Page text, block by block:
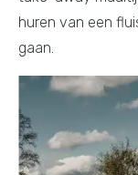
huren van een
gaan.